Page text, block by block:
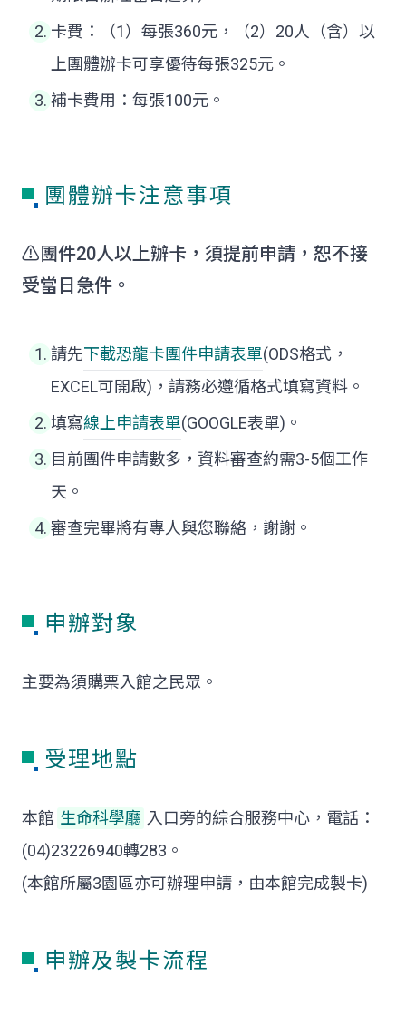
卡費：（1）每張360元，（2）20人（含）以
上團體辦卡可享優待每張325元。
補卡費用：每張100元。
團體辦卡注意事項
⚠️團件20人以上辦卡，須提前申請，恕不接
受當日急件。
請先下載恐龍卡團件申請表單(ODS格式，
EXCEL可開啟)，請務必遵循格式填寫資料。
填寫線上申請表單(GOOGLE表單)。
目前團件申請數多，資料審查約需3-5個工作
天。
審查完畢將有專人與您聯絡，謝謝。
申辦對象
主要為須購票入館之民眾。
受理地點
本館 生命科學廳 入口旁的綜合服務中心，電話：
(04)23226940轉283。
(本館所屬3園區亦可辦理申請，由本館完成製卡)
申辦及製卡流程